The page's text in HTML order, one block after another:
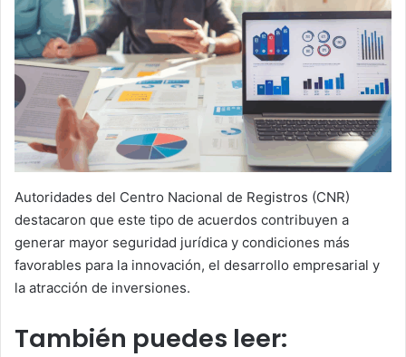
Autoridades del Centro Nacional de Registros (CNR)
destacaron que este tipo de acuerdos contribuyen a
generar mayor seguridad jurídica y condiciones más
favorables para la innovación, el desarrollo empresarial y
la atracción de inversiones.
También puedes leer: